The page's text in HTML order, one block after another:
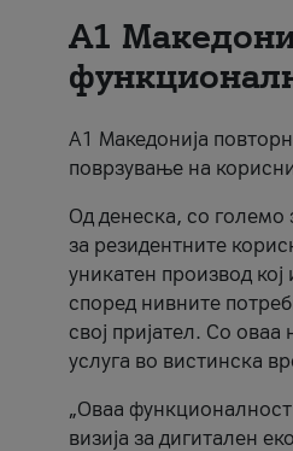
А1
А1 Македонија
поврзување на
Од денеска, со големо
за резидентните
уникатен производ
според нивните
свој пријател. Со
услуга во вистинска
„Оваа
визија за дигитален